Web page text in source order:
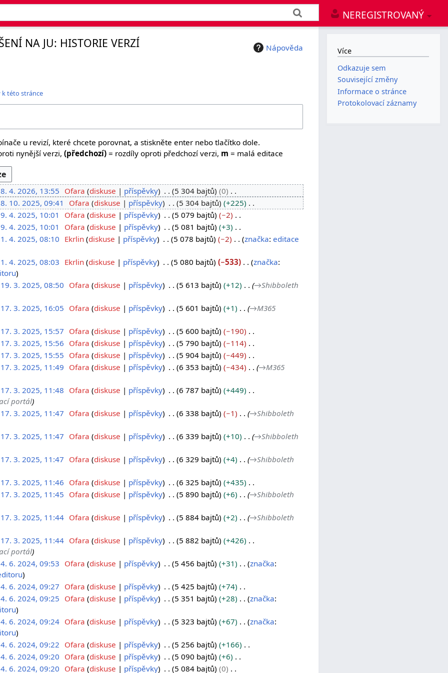
NEREGISTROVANÝ
Nápověda
NA JU: HISTORIE VERZÍ
k této stránce
u revizí, které chcete porovnat, a stiskněte enter nebo tlačítko dole.
nynější verzi,(předchozí) = rozdíly oproti předchozí verzi, m = malá editace
8. 4. 2026, 13:55 Ofara diskuse příspěvky 5 304 bajtů
0
8. 10. 2025, 09:41 Ofara diskuse příspěvky 5 304 bajtů
+225
9. 4. 2025, 10:01 Ofara diskuse příspěvky 5 079 bajtů
−2
9. 4. 2025, 10:01 Ofara diskuse příspěvky 5 081 bajtů
+3
1. 4. 2025, 08:10 Ekrlin diskuse příspěvky 5 078 bajtů
−2
značka: editace
1. 4. 2025, 08:03 Ekrlin diskuse příspěvky 5 080 bajtů
−533
značka:
19. 3. 2025, 08:50 Ofara diskuse příspěvky 5 613 bajtů +12 →Shibboleth
17. 3. 2025, 16:05 Ofara diskuse příspěvky 5 601 bajtů +1 →M365
17. 3. 2025, 15:57 Ofara diskuse příspěvky 5 600 bajtů
−190
17. 3. 2025, 15:56 Ofara diskuse příspěvky 5 790 bajtů
−114
17. 3. 2025, 15:55 Ofara diskuse příspěvky 5 904 bajtů
−449
17. 3. 2025, 11:49 Ofara diskuse příspěvky 6 353 bajtů −434 →M365
17. 3. 2025, 11:48 Ofara diskuse příspěvky 6 787 bajtů
+449
portál
17. 3. 2025, 11:47 Ofara diskuse příspěvky 6 338 bajtů −1 →Shibboleth
17. 3. 2025, 11:47 Ofara diskuse příspěvky 6 339 bajtů +10 →Shibboleth
17. 3. 2025, 11:47 Ofara diskuse příspěvky 6 329 bajtů +4 →Shibboleth
17. 3. 2025, 11:46 Ofara diskuse příspěvky 6 325 bajtů
+435
17. 3. 2025, 11:45 Ofara diskuse příspěvky 5 890 bajtů +6 →Shibboleth
17. 3. 2025, 11:44 Ofara diskuse příspěvky 5 884 bajtů +2 →Shibboleth
17. 3. 2025, 11:44 Ofara diskuse příspěvky 5 882 bajtů
+426
portál
4. 6. 2024, 09:53 Ofara diskuse příspěvky 5 456 bajtů
+31
značka:
4. 6. 2024, 09:27 Ofara diskuse příspěvky 5 425 bajtů
+74
4. 6. 2024, 09:25 Ofara diskuse příspěvky 5 351 bajtů
+28
značka:
4. 6. 2024, 09:24 Ofara diskuse příspěvky 5 323 bajtů
+67
značka:
4. 6. 2024, 09:22 Ofara diskuse příspěvky 5 256 bajtů
+166
4. 6. 2024, 09:20 Ofara diskuse příspěvky 5 090 bajtů
+6
4. 6. 2024, 09:20 Ofara diskuse příspěvky 5 084 bajtů 0
Více
Odkazuje sem
Související změny
Informace o stránce
Protokolovací záznamy